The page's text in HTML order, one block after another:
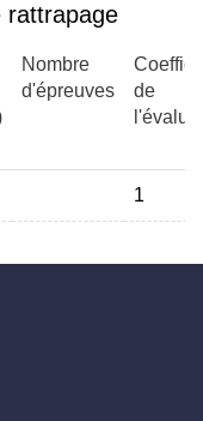
rattrapage
Nombre
d'épreuves
de
1